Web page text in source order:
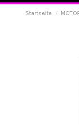
Startseite